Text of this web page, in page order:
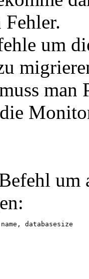
Fehler.
um
man
um
databasesize